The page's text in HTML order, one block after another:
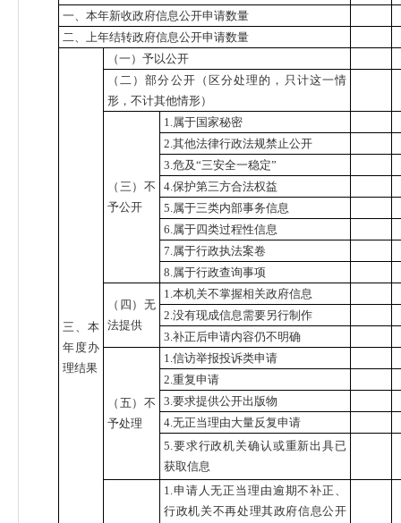
一、本年新收政府信息公开申请数量
二、上年结转政府信息公开申请数量
三、本
年度办
理结果
（一）予以公开
（二）部分公开 （区分处理的，只计这一情
形，不计其他情形）
（三）不
予公开
1.属于国家秘密
2.其他法律行政法规禁止公开
3.危及“三安全一稳定”
4.保护第三方合法权益
5.属于三类内部事务信息
6.属于四类过程性信息
7.属于行政执法案卷
8.属于行政查询事项
（四）无
法提供
1.本机关不掌握相关政府信息
2.没有现成信息需要另行制作
3.补正后申请内容仍不明确
（五）不
予处理
1.信访举报投诉类申请
2.重复申请
3.要求提供公开出版物
4.无正当理由大量反复申请
5.要求行政机关确认或重新出具已
获取信息
1.申请人无正当理由逾期不补正、
行政机关不再处理其政府信息公开